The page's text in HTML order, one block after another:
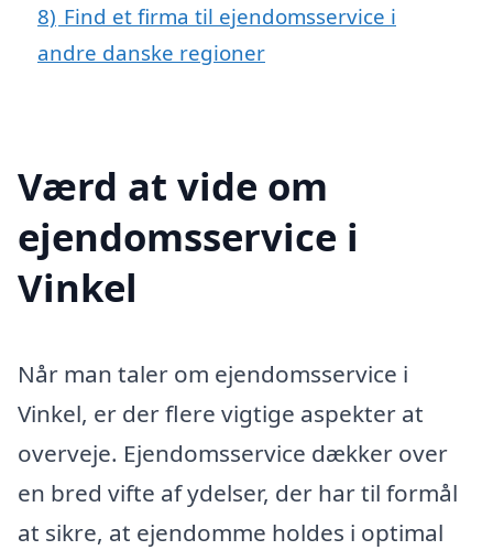
8) Find et firma til ejendomsservice i
andre danske regioner
Værd at vide om
ejendomsservice i
Vinkel
Når man taler om ejendomsservice i
Vinkel, er der flere vigtige aspekter at
overveje. Ejendomsservice dækker over
en bred vifte af ydelser, der har til formål
at sikre, at ejendomme holdes i optimal